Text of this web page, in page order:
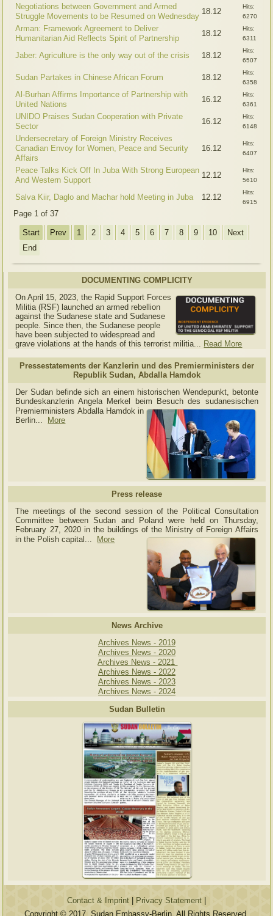
Negotiations between Government and Armed
Struggle Movements to be Resumed on Wednesday
18.12
Hits:
6270
Arman: Framework Agreement to Deliver
Humanitarian Aid Reflects Spirit of Partnership
18.12
Hits:
6311
Jaber: Agriculture is the only way out of the crisis 18.12
Hits:
6507
Sudan Partakes in Chinese African Forum 18.12
Hits:
6358
Al-Burhan Affirms Importance of Partnership with
United Nations
16.12
Hits:
6361
UNIDO Praises Sudan Cooperation with Private
Sector
16.12
Hits:
6148
Undersecretary of Foreign Ministry Receives
Canadian Envoy for Women, Peace and Security
Affairs
16.12
Hits:
6407
Peace Talks Kick Off In Juba With Strong European
And Western Support
12.12
Hits:
5610
Salva Kiir, Daglo and Machar hold Meeting in Juba 12.12
Hits:
6915
Page 1 of 37
Start Prev 1 2 3 4 5 6 7 8 9 10
Next
End
DOCUMENTING COMPLICITY
On April 15, 2023, the Rapid Support Forces
Militia (RSF) launched an armed rebellion
against the Sudanese state and Sudanese
people. Since then, the Sudanese people
have been subjected to widespread and
grave violations at the hands of this terrorist militia... Read More
Pressestatements der Kanzlerin und des Premierministers der
Republik Sudan, Abdalla Hamdok
Der Sudan befinde sich an einem historischen Wendepunkt, betonte
Bundeskanzlerin Angela Merkel beim Besuch des sudanesischen
Premierministers Abdalla Hamdok in
Berlin...
More
Press release
The meetings of the second session of the Political Consultation
Committee between Sudan and Poland were held on Thursday,
February 27, 2020 in the buildings of the Ministry of Foreign Affairs
in the Polish capital.
More
News Archive
Archives News - 2019
Archives News - 2020
Archives News - 2021
Archives News - 2022
Archives News - 2023
Archives News - 2024
Sudan Bulletin
Contact & Imprint Privacy Statement
Copyright © 2017. Sudan Embassy-Berlin, All Rights Reserved.